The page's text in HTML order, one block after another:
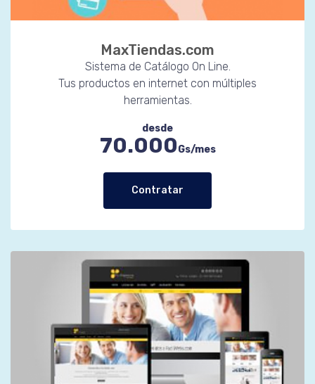
MaxTiendas.com
Sistema de Catálogo On Line.
Tus productos en internet con múltiples
herramientas.
desde
70.000Gs/mes
Contratar